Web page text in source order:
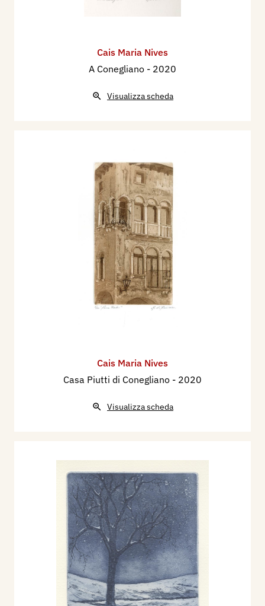
Cais Maria Nives
A Conegliano - 2020
Visualizza scheda
Cais Maria Nives
Casa Piutti di Conegliano - 2020
Visualizza scheda